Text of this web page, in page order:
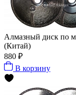
Алмазный диск по
(Китай)
880 ₽
В корзину